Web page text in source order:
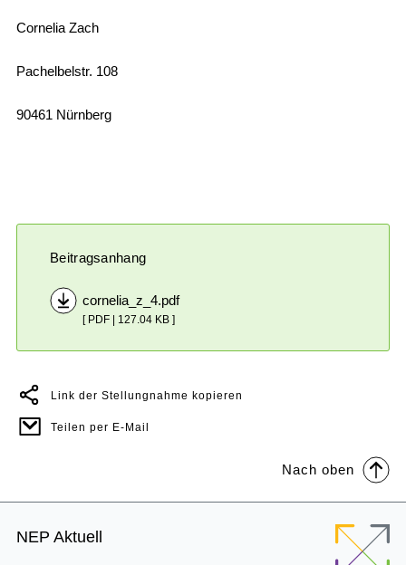
Cornelia Zach
Pachelbelstr. 108
90461 Nürnberg
Beitragsanhang
cornelia_z_4.pdf
[ PDF | 127.04 KB ]
Link der Stellungnahme kopieren
Teilen per E-Mail
Nach oben
Footer
NEP Aktuell